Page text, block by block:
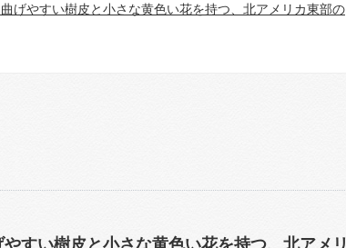
げやすい樹皮と小さな黄色い花を持つ、北アメリカ東部の
すい樹皮と小さな黄色い花を持つ、北アメリ